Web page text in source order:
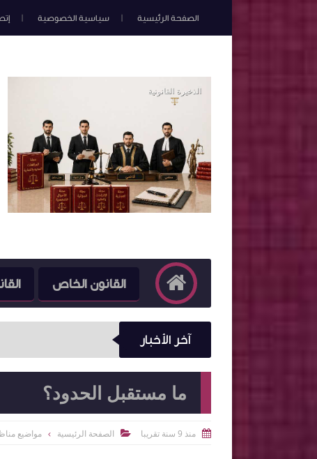
الصفحة الرئيسية سياسية الخصوصية
القانون الخاص
آخر الأخبار
ما مستقبل الحدود؟
 منذ 9 سنة تقريبا  الصفحة الرئيسية مواضيع